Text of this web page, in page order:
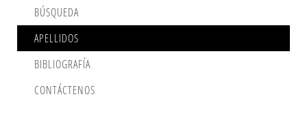
BÚSQUEDA
APELLIDOS
BIBLIOGRAFÍA
CONTÁCTENOS